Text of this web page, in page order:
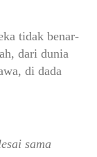
tidak benar-
dari dunia
di dada
sama